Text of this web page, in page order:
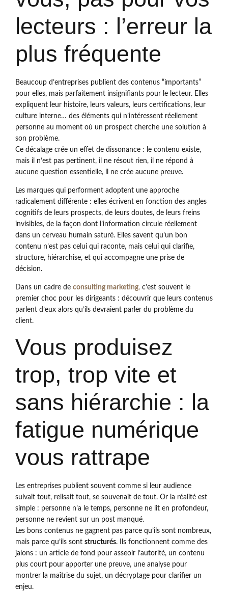
lecteurs : l’erreur la
plus fréquente
Beaucoup d’entreprises publient des contenus “importants”
pour elles, mais parfaitement insignifiants pour le lecteur. Elles
expliquent leur histoire, leurs valeurs, leurs certifications, leur
culture interne… des éléments qui n’intéressent réellement
personne au moment où un prospect cherche une solution à
son problème.
Ce décalage crée un effet de dissonance : le contenu existe,
mais il n’est pas pertinent, il ne résout rien, il ne répond à
aucune question essentielle, il ne crée aucune preuve.
Les marques qui performent adoptent une approche
radicalement différente : elles écrivent en fonction des angles
cognitifs de leurs prospects, de leurs doutes, de leurs freins
invisibles, de la façon dont l’information circule réellement
dans un cerveau humain saturé. Elles savent qu’un bon
contenu n’est pas celui qui raconte, mais celui qui clarifie,
structure, hiérarchise, et qui accompagne une prise de
décision.
Dans un cadre de consulting marketing, c’est souvent le
premier choc pour les dirigeants : découvrir que leurs contenus
parlent d’eux alors qu’ils devraient parler du problème du
client.
Vous produisez
trop, trop vite et
sans hiérarchie : la
fatigue numérique
vous rattrape
Les entreprises publient souvent comme si leur audience
suivait tout, relisait tout, se souvenait de tout. Or la réalité est
simple : personne n’a le temps, personne ne lit en profondeur,
personne ne revient sur un post manqué.
Les bons contenus ne gagnent pas parce qu’ils sont nombreux,
mais parce qu’ils sont structurés. Ils fonctionnent comme des
jalons : un article de fond pour asseoir l’autorité, un contenu
plus court pour apporter une preuve, une analyse pour
montrer la maîtrise du sujet, un décryptage pour clarifier un
enjeu.